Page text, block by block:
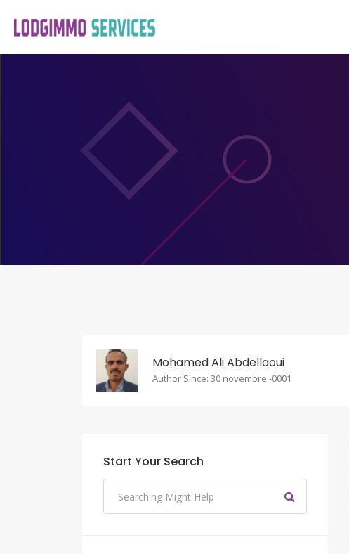
Mohamed Ali Abdellaoui
Author Since: 30 novembre -0001
Start Your Search